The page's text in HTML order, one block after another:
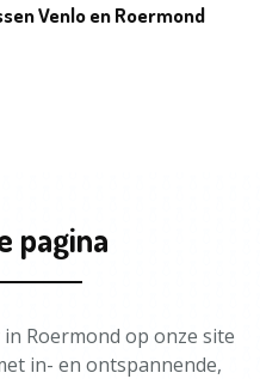
Venlo en Roermond
pagina
Roermond op onze site
in- en ontspannende,